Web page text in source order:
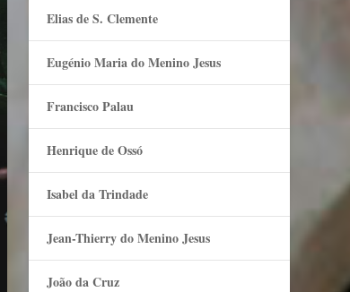
Elias de S. Clemente
Eugénio Maria do Menino Jesus
Francisco Palau
Henrique de Ossó
Isabel da Trindade
Jean-Thierry do Menino Jesus
João da Cruz